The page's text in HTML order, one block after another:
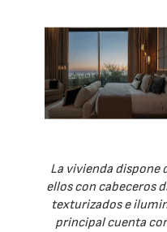
La vivienda
ellos con cabeceros
texturizados e
principal cuenta